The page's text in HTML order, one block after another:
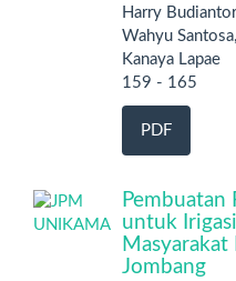
Harry
Wahyu
Kanaya Lapae
159 - 165
PDF
Pembuatan
untuk
Masyarakat
Jombang